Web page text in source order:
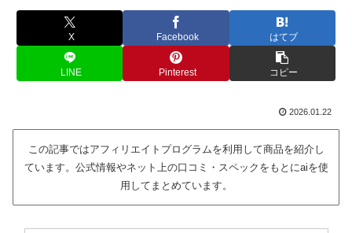
X Facebook はてブ
LINE Pinterest コピー
2026.01.22
この記事ではアフィリエイトプログラムを利用して商品を紹介し
ています。公式情報やネット上の口コミ・スペックをもとにaiを使
用してまとめています。